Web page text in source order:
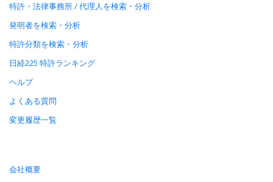
特許・法律事務所 / 代理人を検索・分析
発明者を検索・分析
特許分類を検索・分析
日経225 特許ランキング
ヘルプ
よくある質問
変更履歴一覧
会社概要